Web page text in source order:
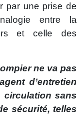
par une prise de
entre la
et celle des
ne va pas
d’entretien
sans
sécurité, telles